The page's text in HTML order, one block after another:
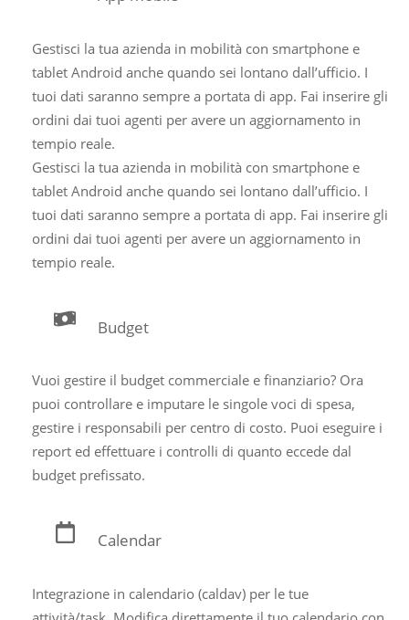
Gestisci la tua azienda in mobilità con smartphone e
tablet Android anche quando sei lontano dall’ufficio. I
tuoi dati saranno sempre a portata di app. Fai inserire gli
ordini dai tuoi agenti per avere un aggiornamento in
tempio reale.
Gestisci la tua azienda in mobilità con smartphone e
tablet Android anche quando sei lontano dall’ufficio. I
tuoi dati saranno sempre a portata di app. Fai inserire gli
ordini dai tuoi agenti per avere un aggiornamento in
tempio reale.
Budget
Vuoi gestire il budget commerciale e finanziario? Ora
puoi controllare e imputare le singole voci di spesa,
gestire i responsabili per centro di costo. Puoi eseguire i
report ed effettuare i controlli di quanto eccede dal
budget prefissato.
Calendar
Integrazione in calendario (caldav) per le tue